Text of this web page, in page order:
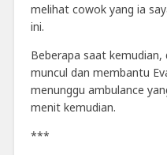
melihat cowok yang ia
ini.
Beberapa saat
muncul dan membantu
menunggu ambulance
menit kemudian.
***